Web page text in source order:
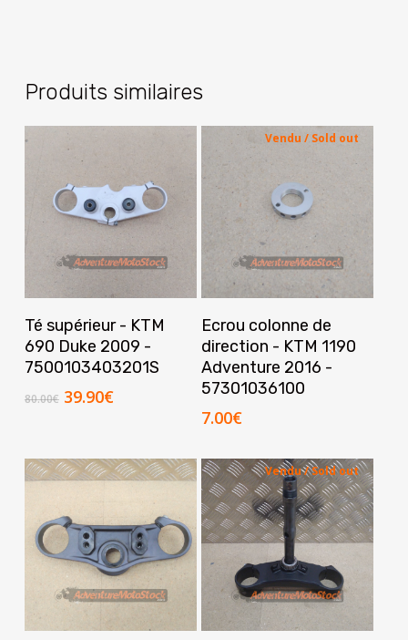
Produits similaires
Ajouter Au Panier
Té supérieur - KTM
690 Duke 2009 -
7500103403201S
80.00€ Le
était :
80.00€.
39.90€Le
est :
39.90€.
Vendu / Sold out
Lire La Suite
Ecrou colonne de
direction - KTM 1190
Adventure 2016 -
57301036100
7.00€
Vendu / Sold out